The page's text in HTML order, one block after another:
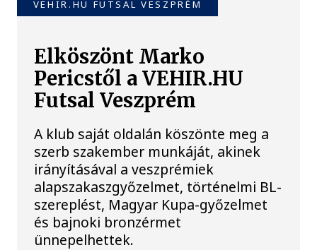
VEHIR.HU FUTSAL VESZPRÉM
Elköszönt Marko
Pericstől a VEHIR.HU
Futsal Veszprém
A klub saját oldalán köszönte meg a
szerb szakember munkáját, akinek
irányításával a veszprémiek
alapszakaszgyőzelmet, történelmi BL-
szereplést, Magyar Kupa-győzelmet
és bajnoki bronzérmet
ünnepelhettek.